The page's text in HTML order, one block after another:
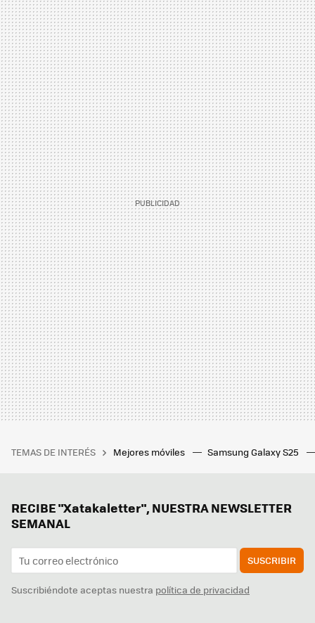
TEMAS DE INTERÉS Mejores móviles Samsung Galaxy S25
RECIBE "Xatakaletter", NUESTRA NEWSLETTER
SEMANAL
SUSCRIBIR
Suscribiéndote aceptas nuestra política de privacidad